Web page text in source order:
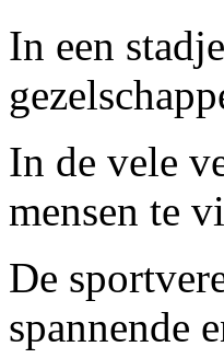
In een
In de vele
mensen te
De
spannende